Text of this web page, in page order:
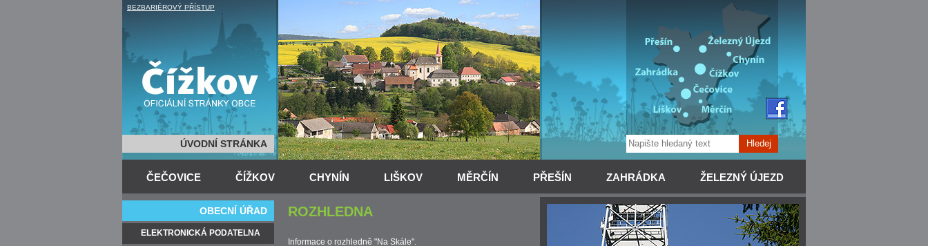
BEZBARIÉROVÝ PŘÍSTUP
Hledej
ÚVODNÍ STRÁNKA
ČEČOVICE ČÍŽKOV CHYNÍN LIŠKOV MĚRČÍN PŘEŠÍN ZAHRÁDKA ŽELEZNÝ ÚJEZD
ROZHLEDNA
Informace o rozhledně "Na Skále".
OBECNÍ ÚŘAD
ELEKTRONICKÁ PODATELNA